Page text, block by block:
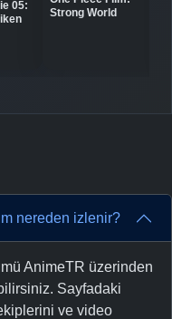
05:
Strong World
nereden izlenir?
AnimeTR üzerinden
Sayfadaki
ve video